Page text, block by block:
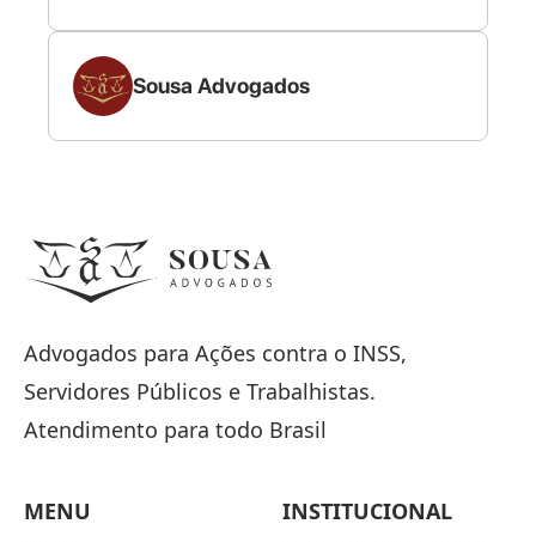
Sousa Advogados
Advogados para Ações contra o INSS,
Servidores Públicos e Trabalhistas.
Atendimento para todo Brasil
MENU INSTITUCIONAL